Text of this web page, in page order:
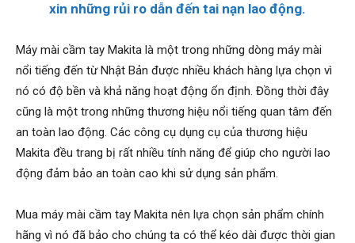
xin những rủi ro dẫn đến tai nạn lao động.
Máy mài cầm tay Makita là một trong những dòng máy mài
nổi tiếng đến từ Nhật Bản được nhiều khách hàng lựa chọn vì
nó có độ bền và khả năng hoạt động ổn định. Đồng thời đây
cũng là một trong những thương hiệu nổi tiếng quan tâm đến
an toàn lao động. Các công cụ dụng cụ của thương hiệu
Makita đều trang bị rất nhiều tính năng để giúp cho người lao
động đảm bảo an toàn cao khi sử dụng sản phẩm.
Mua máy mài cầm tay Makita nên lựa chọn sản phẩm chính
hãng vì nó đã bảo cho chúng ta có thể kéo dài được thời gian